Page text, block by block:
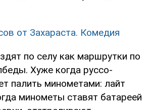
от Захараста. Комедия
по селу как маршрутки по
Хуже когда руссо-
палить минометами: лайт
минометы ставят батареей